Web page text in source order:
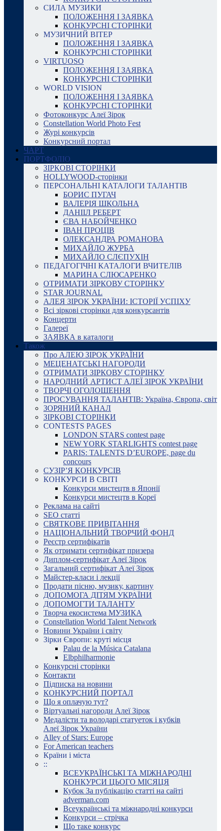
СИЛА МУЗИКИ
ПОЛОЖЕННЯ І ЗАЯВКА
КОНКУРСНІ СТОРІНКИ
МУЗИЧНИЙ ВІТЕР
ПОЛОЖЕННЯ І ЗАЯВКА
КОНКУРСНІ СТОРІНКИ
VIRTUOSO
ПОЛОЖЕННЯ І ЗАЯВКА
КОНКУРСНІ СТОРІНКИ
WORLD VISION
ПОЛОЖЕННЯ І ЗАЯВКА
КОНКУРСНІ СТОРІНКИ
Фотоконкурс Алеї Зірок
Constellation World Photo Fest
Журі конкурсів
Конкурсний портал
ЧАРТ
ПОРТФОЛІО
ЗІРКОВІ СТОРІНКИ
HOLLYWOOD-сторінки
ПЕРСОНАЛЬНІ КАТАЛОГИ ТАЛАНТІВ
БОРИС ПУГАЧ
ВАЛЕРІЯ ШКОЛЬНА
ДАНІІЛ РЕБЕРТ
ЄВА НАБОЙЧЕНКО
ІВАН ПРОЦІВ
ОЛЕКСАНДРА РОМАНОВА
МИХАЙЛО ЖУРБА
МИХАЙЛО СЛЄПУХІН
ПЕДАГОГІЧНІ КАТАЛОГИ ВЧИТЕЛІВ
МАРИНА СЛЮСАРЕНКО
ОТРИМАТИ ЗІРКОВУ СТОРІНКУ
STAR JOURNAL
АЛЕЯ ЗІРОК УКРАЇНИ: ІСТОРІЇ УСПІХУ
Всі зіркові сторінки для конкурсантів
Концерти
Галереї
ЗАЯВКА в каталоги
Також
Про АЛЕЮ ЗІРОК УКРАЇНИ
МЕЦЕНАТСЬКІ НАГОРОДИ
ОТРИМАТИ ЗІРКОВУ СТОРІНКУ
НАРОДНИЙ АРТИСТ АЛЕЇ ЗІРОК УКРАЇНИ
ТВОРЧІ ОГОЛОШЕННЯ
ПРОСУВАННЯ ТАЛАНТІВ: Україна, Європа, світ
ЗОРЯНИЙ КАНАЛ
ЗІРКОВІ СТОРІНКИ
CONTESTS PAGES
LONDON STARS contest page
NEW YORK STARLIGHTS contest page
PARIS: TALENTS D’EUROPE, page du
concours
СУЗІР’Я КОНКУРСІВ
КОНКУРСИ В СВІТІ
Конкурси мистецтв в Японії
Конкурси мистецтв в Кореї
Реклама на сайті
SEO статті
СВЯТКОВЕ ПРИВІТАННЯ
НАЦІОНАЛЬНИЙ ТВОРЧИЙ ФОНД
Реєстр сертифікатів
Як отримати сертифікат призера
Диплом-сертифікат Алеї Зірок
Загальний сертифікат Алеї Зірок
Майстер-класи і лекції
Продати пісню, музику, картину
ДОПОМОГА ДІТЯМ УКРАЇНИ
ДОПОМОГТИ ТАЛАНТУ
Творча екосистема МУЗИКА
Constellation World Talent Network
Новини України і світу
Зірки Європи: круті місця
Palau de la Música Catalana
Elbphilharmonie
Конкурсні сторінки
Контакти
Підписка на новини
КОНКУРСНИЙ ПОРТАЛ
Що я оплачую тут?
Віртуальні нагороди Алеї Зірок
Медалісти та володарі статуеток і кубків
Алеї Зірок України
Alley of Stars: Europe
For American teachers
Країни і міста
::
ВСЕУКРАЇНСЬКІ ТА МІЖНАРОДНІ
КОНКУРСИ ЦЬОГО МІСЯЦЯ
Кубок За публікацію статті на сайті
adverman.com
Всеукраїнські та міжнародні конкурси
Конкурси – стрічка
Що таке конкурс